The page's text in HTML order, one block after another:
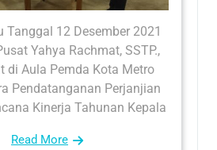
Tanggal 12 Desember 2021
Yahya Rachmat, SSTP.,
di Aula Pemda Kota Metro
Pendatanganan Perjanjian
Kinerja Tahunan Kepala
Read More